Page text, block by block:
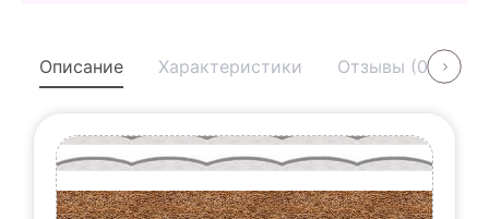
Описание Характеристики Отзывы (0)